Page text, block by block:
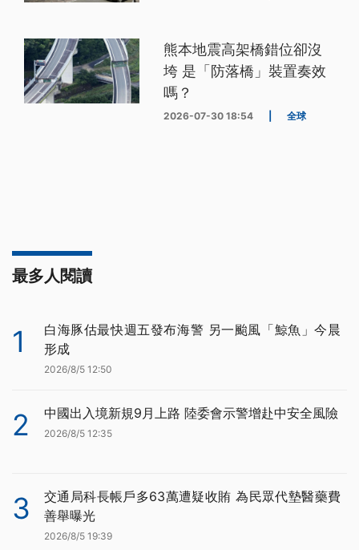
熊本地震高架橋錯位卻沒
垮 是「防落橋」裝置奏效
嗎？
2026-07-30 18:54 全球
最多人閱讀
1
白海豚估最快週五發布海警 另一颱風「鯨魚」今晨
形成
2026/8/5 12:50
2 中國出入境新規9月上路 陸委會示警增赴中安全風險
2026/8/5 12:35
3
交通局科長帳戶多63萬遭疑收賄 為民眾代墊醫藥費
善舉曝光
2026/8/5 19:39